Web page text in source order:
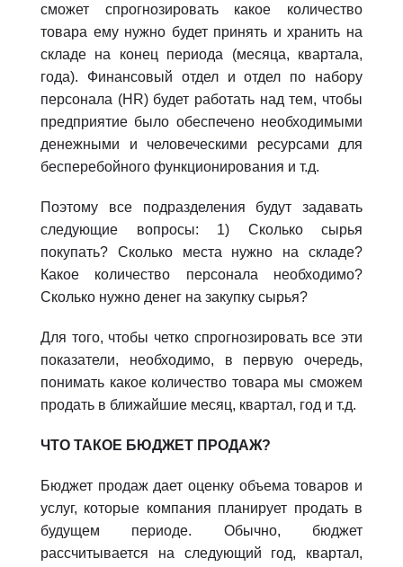
сможет спрогнозировать какое количество
товара ему нужно будет принять и хранить на
складе на конец периода (месяца, квартала,
года). Финансовый отдел и отдел по набору
персонала (HR) будет работать над тем, чтобы
предприятие было обеспечено необходимыми
денежными и человеческими ресурсами для
бесперебойного функционирования и т.д.
Поэтому все подразделения будут задавать
следующие вопросы: 1) Сколько сырья
покупать? Сколько места нужно на складе?
Какое количество персонала необходимо?
Сколько нужно денег на закупку сырья?
Для того, чтобы четко спрогнозировать все эти
показатели, необходимо, в первую очередь,
понимать какое количество товара мы сможем
продать в ближайшие месяц, квартал, год и т.д.
ЧТО ТАКОЕ БЮДЖЕТ ПРОДАЖ?
Бюджет продаж дает оценку объема товаров и
услуг, которые компания планирует продать в
будущем периоде. Обычно, бюджет
рассчитывается на следующий год, квартал,